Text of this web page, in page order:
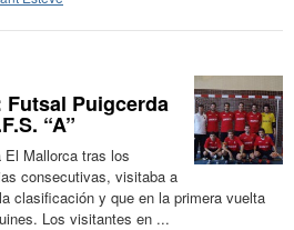
Puigcerda
“A”
El Mallorca tras los
consecutivas, visitaba a
clasificación y que en la primera vuelta
Los visitantes en ...